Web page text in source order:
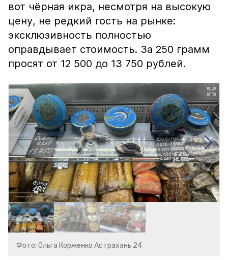
вот чёрная икра, несмотря на высокую
цену, не редкий гость на рынке:
эксклюзивность полностью
оправдывает стоимость. За 250 грамм
просят от 12 500 до 13 750 рублей.
Фото: Ольга Корженко Астрахань 24